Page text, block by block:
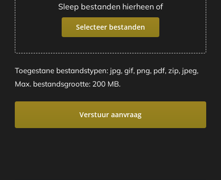
Sleep bestanden hierheen of
Selecteer bestanden
Toegestane bestandstypen: jpg, gif, png, pdf, zip, jpeg,
Max. bestandsgrootte: 200 MB.